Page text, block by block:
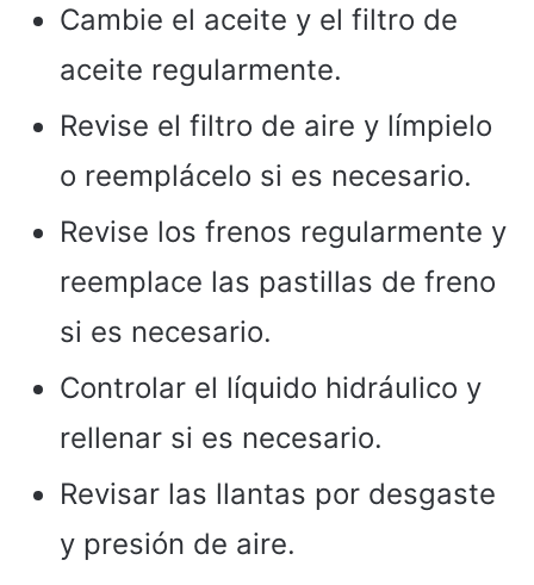
Cambie el aceite y el filtro de
aceite regularmente.
Revise el filtro de aire y límpielo
o reemplácelo si es necesario.
Revise los frenos regularmente y
reemplace las pastillas de freno
si es necesario.
Controlar el líquido hidráulico y
rellenar si es necesario.
Revisar las llantas por desgaste
y presión de aire.